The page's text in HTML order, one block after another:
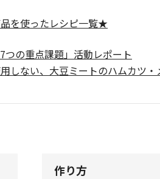
を使ったレシピ一覧★
つの重点課題」活動レポート
用しない、大豆ミートのハムカツ
作り方